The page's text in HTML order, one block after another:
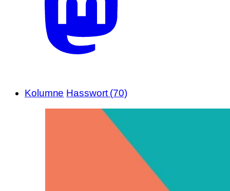
Kolumne Hasswort (70)